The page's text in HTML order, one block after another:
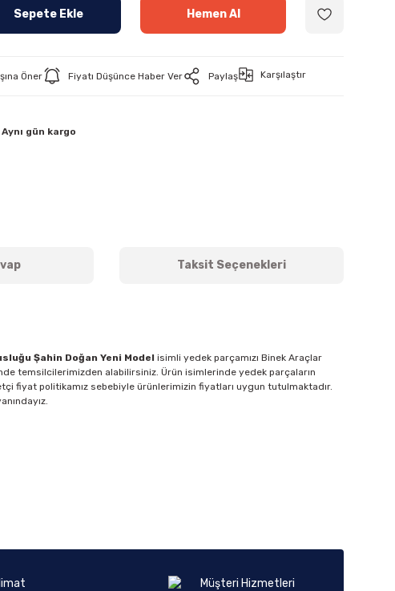
Sepete Ekle Hemen Al
Öner Fiyatı Düşünce Haber Ver Paylaş Karşılaştır
Aynı gün kargo
Taksit Seçenekleri
Şahin Doğan Yeni Model isimli yedek parçamızı Binek Araçlar
temsilcilerimizden alabilirsiniz. Ürün isimlerinde yedek parçaların
fiyat politikamız sebebiyle ürünlerimizin fiyatları uygun tutulmaktadır.
Müşteri Hizmetleri